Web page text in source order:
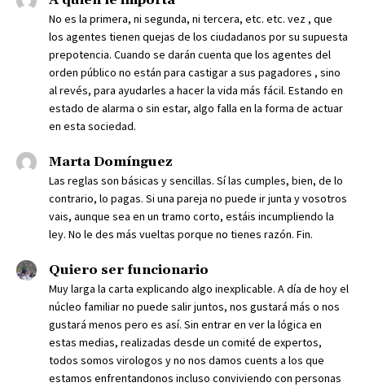
No es la primera, ni segunda, ni tercera, etc. etc. vez , que
los agentes tienen quejas de los ciudadanos por su supuesta
prepotencia. Cuando se darán cuenta que los agentes del
orden público no están para castigar a sus pagadores , sino
al revés, para ayudarles a hacer la vida más fácil. Estando en
estado de alarma o sin estar, algo falla en la forma de actuar
en esta sociedad.
Marta Domínguez
Las reglas son básicas y sencillas. Sí las cumples, bien, de lo
contrario, lo pagas. Si una pareja no puede ir junta y vosotros
vais, aunque sea en un tramo corto, estáis incumpliendo la
ley. No le des más vueltas porque no tienes razón. Fin.
Quiero ser funcionario
Muy larga la carta explicando algo inexplicable. A día de hoy el
núcleo familiar no puede salir juntos, nos gustará más o nos
gustará menos pero es así. Sin entrar en ver la lógica en
estas medias, realizadas desde un comité de expertos,
todos somos virologos y no nos damos cuents a los que
estamos enfrentandonos incluso conviviendo con personas